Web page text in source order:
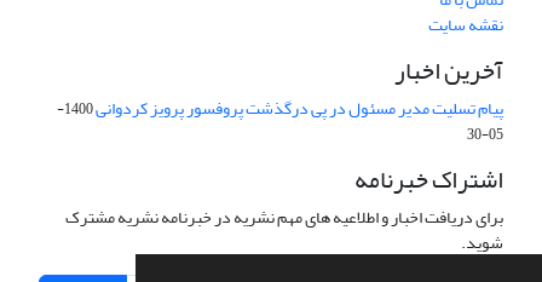
نقشه سایت
آخرین اخبار
پیام تسلیت مدیر مسئول در پی درگذشت پروفسور پرویز کردوانی
1400-
05-30
اشتراک خبرنامه
برای دریافت اخبار و اطلاعیه های مهم نشریه در خبرنامه نشریه مشترک
شوید.